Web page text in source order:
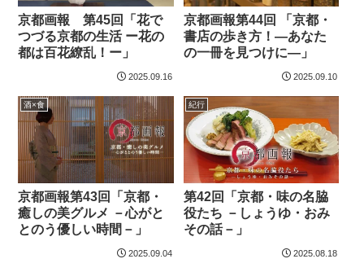
京都画報 第45回「花で
つづる京都の生活 ー花の
都は百花繚乱！ー」
2025.09.16
京都画報第44回 「京都・
書店の歩き方！―あなた
の一冊を見つけに―」
2025.09.10
酒×食
京都画報第43回「京都・
癒しの美グルメ －心がと
とのう優しい時間－」
2025.09.04
紀行
第42回「京都・味の名脇
役たち －しょうゆ・おみ
その話－」
2025.08.18